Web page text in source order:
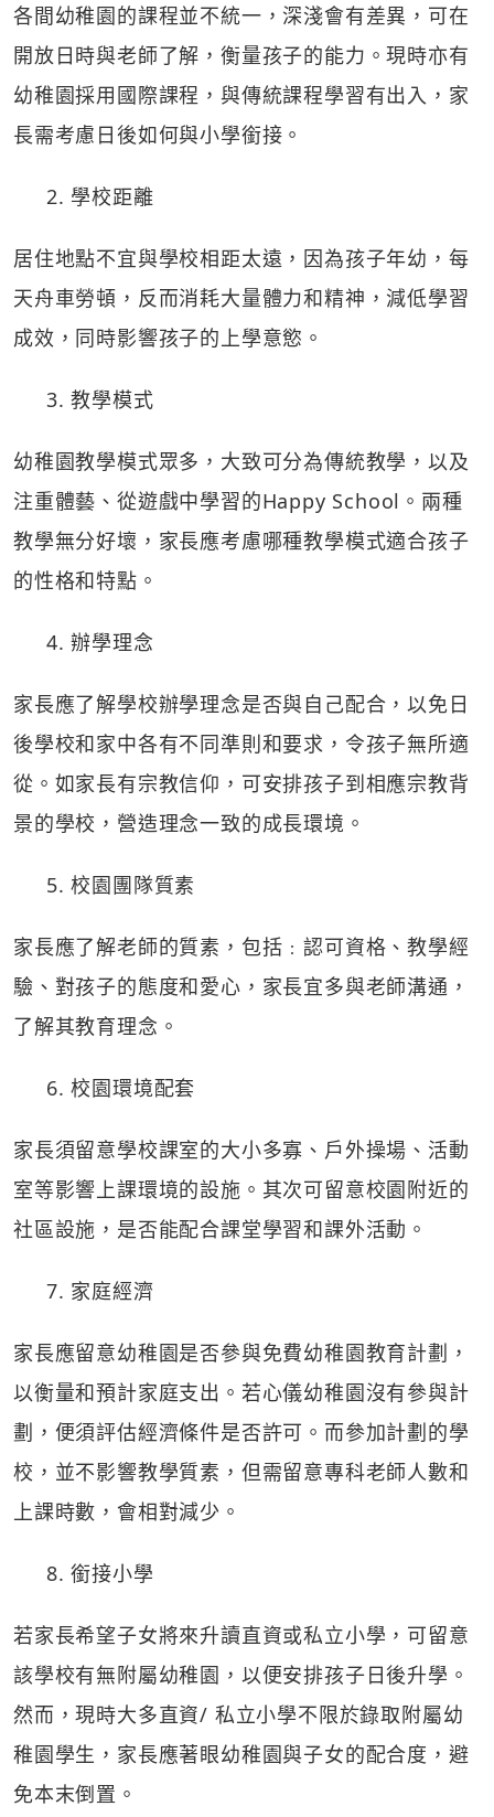
各間幼稚園的課程並不統一，深淺會有差異，可在
開放日時與老師了解，衡量孩子的能力。現時亦有
幼稚園採用國際課程，與傳統課程學習有出入，家
長需考慮日後如何與小學銜接。
2. 學校距離
居住地點不宜與學校相距太遠，因為孩子年幼，每
天舟車勞頓，反而消耗大量體力和精神，減低學習
成效，同時影響孩子的上學意慾。
3. 教學模式
幼稚園教學模式眾多，大致可分為傳統教學，以及
注重體藝、從遊戲中學習的Happy School。兩種
教學無分好壞，家長應考慮哪種教學模式適合孩子
的性格和特點。
4. 辦學理念
家長應了解學校辦學理念是否與自己配合，以免日
後學校和家中各有不同準則和要求，令孩子無所適
從。如家長有宗教信仰，可安排孩子到相應宗教背
景的學校，營造理念一致的成長環境。
5. 校園團隊質素
家長應了解老師的質素，包括﹕認可資格、教學經
驗、對孩子的態度和愛心，家長宜多與老師溝通，
了解其教育理念。
6. 校園環境配套
家長須留意學校課室的大小多寡、戶外操場、活動
室等影響上課環境的設施。其次可留意校園附近的
社區設施，是否能配合課堂學習和課外活動。
7. 家庭經濟
家長應留意幼稚園是否參與免費幼稚園教育計劃，
以衡量和預計家庭支出。若心儀幼稚園沒有參與計
劃，便須評估經濟條件是否許可。而參加計劃的學
校，並不影響教學質素，但需留意專科老師人數和
上課時數，會相對減少。
8. 銜接小學
若家長希望子女將來升讀直資或私立小學，可留意
該學校有無附屬幼稚園，以便安排孩子日後升學。
然而，現時大多直資/ 私立小學不限於錄取附屬幼
稚園學生，家長應著眼幼稚園與子女的配合度，避
免本末倒置。